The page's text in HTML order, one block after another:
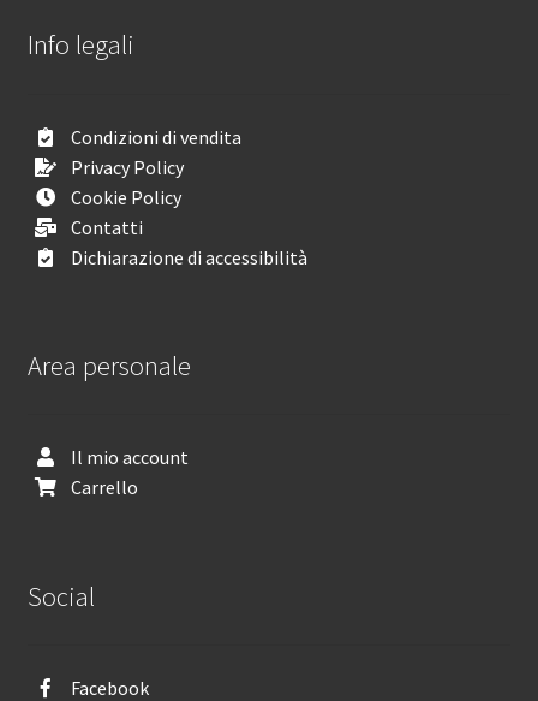
Info legali
Condizioni di vendita
Privacy Policy
Cookie Policy
Contatti
Dichiarazione di accessibilità
Area personale
Il mio account
Carrello
Social
Facebook